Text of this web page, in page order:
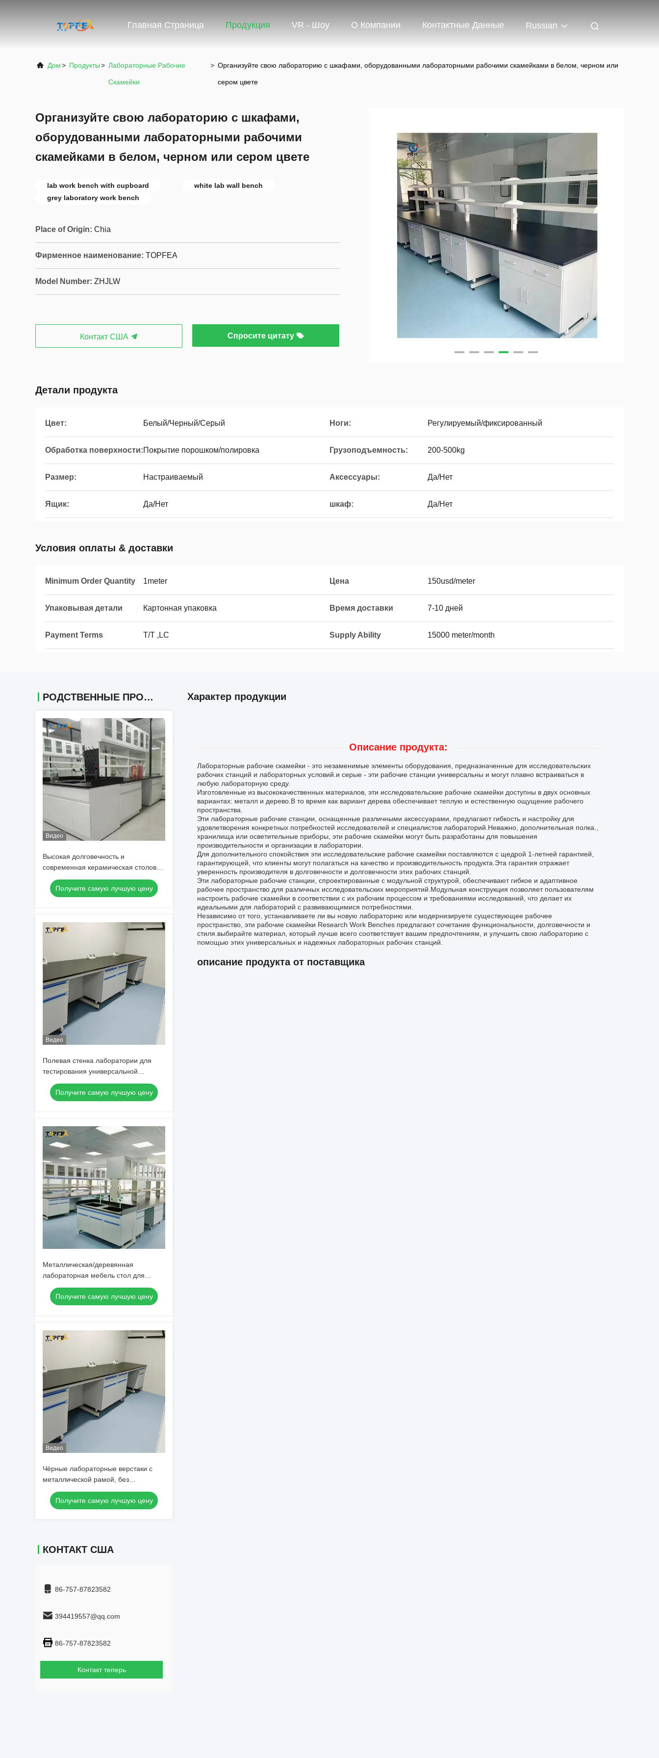
Главная Страница Продукция VR - Шоу О Компании Контактные Данные Russian
Дом> Продукты> Лабораторные Рабочие
Скамейки
> Организуйте свою лабораторию с шкафами, оборудованными лабораторными рабочими скамейками в белом, черном или
сером цвете
Организуйте свою лабораторию с шкафами,
оборудованными лабораторными рабочими
скамейками в белом, черном или сером цвете
lab work bench with cupboard
white lab wall bench
grey laboratory work bench
Place of Origin: Chia
Фирменное наименование: TOPFEA
Model Number: ZHJLW
Контакт США Спросите цитату
Детали продукта
Цвет: Белый/Черный/Серый Ноги: Регулируемый/фиксированный
Обработка поверхности:Покрытие порошком/полировка Грузоподъемность: 200-500kg
Размер: Настраиваемый Аксессуары: Да/Нет
Ящик: Да/Нет шкаф: Да/Нет
Условия оплаты & доставки
Minimum Order Quantity 1meter Цена 150usd/meter
Упаковывая детали Картонная упаковка Время доставки 7-10 дней
Payment Terms T/T ,LC Supply Ability 15000 meter/month
РОДСТВЕННЫЕ ПРОДУКТЫ
Видео
Высокая долговечность и
современная керамическая столовая
лаборатория на стенке для
лабораторных экспериментов
Получите самую лучшую цену
Видео
Полевая стенка лаборатории для
тестирования универсальной
функциональности
Получите самую лучшую цену
Металлическая/деревянная
лабораторная мебель стол для
индивидуальной организации
лаборатории
Получите самую лучшую цену
Видео
Чёрные лабораторные верстаки с
металлической рамой, без
аксессуаров
Получите самую лучшую цену
КОНТАКТ США
86-757-87823582
394419557@qq.com
86-757-87823582
Контакт теперь
Характер продукции
Описание продукта:
Лабораторные рабочие скамейки - это незаменимые элементы оборудования, предназначенные для исследовательских
рабочих станций и лабораторных условий.и серые - эти рабочие станции универсальны и могут плавно встраиваться в
любую лабораторную среду.
Изготовленные из высококачественных материалов, эти исследовательские рабочие скамейки доступны в двух основных
вариантах: металл и дерево.В то время как вариант дерева обеспечивает теплую и естественную ощущение рабочего
пространства.
Эти лабораторные рабочие станции, оснащенные различными аксессуарами, предлагают гибкость и настройку для
удовлетворения конкретных потребностей исследователей и специалистов лабораторий.Неважно, дополнительная полка.,
хранилища или осветительные приборы, эти рабочие скамейки могут быть разработаны для повышения
производительности и организации в лаборатории.
Для дополнительного спокойствия эти исследовательские рабочие скамейки поставляются с щедрой 1-летней гарантией,
гарантирующей, что клиенты могут полагаться на качество и производительность продукта.Эта гарантия отражает
уверенность производителя в долговечности и долговечности этих рабочих станций.
Эти лабораторные рабочие станции, спроектированные с модульной структурой, обеспечивают гибкое и адаптивное
рабочее пространство для различных исследовательских мероприятий.Модульная конструкция позволяет пользователям
настроить рабочие скамейки в соответствии с их рабочим процессом и требованиями исследований, что делает их
идеальными для лабораторий с развивающимися потребностями.
Независимо от того, устанавливаете ли вы новую лабораторию или модернизируете существующее рабочее
пространство, эти рабочие скамейки Research Work Benches предлагают сочетание функциональности, долговечности и
стиля.выбирайте материал, который лучше всего соответствует вашим предпочтениям, и улучшить свою лабораторию с
помощью этих универсальных и надежных лабораторных рабочих станций.
описание продукта от поставщика